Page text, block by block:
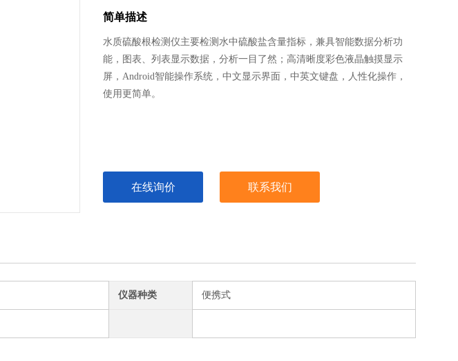
简单描述
水质硫酸根检测仪主要检测水中硫酸盐含量指标，兼具智能数据分析功
能，图表、列表显示数据，分析一目了然；高清晰度彩色液晶触摸显示
屏，Android智能操作系统，中文显示界面，中英文键盘，人性化操作，
使用更简单。
在线询价 联系我们
仪器种类 便携式